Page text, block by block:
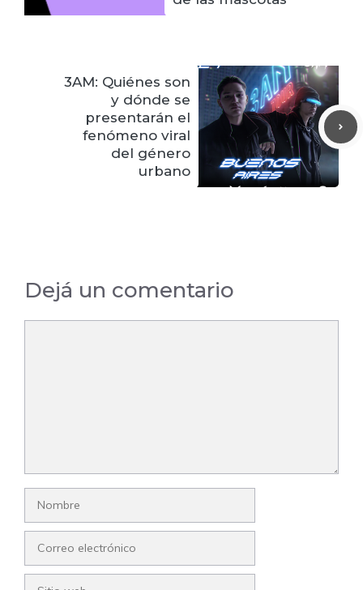
3AM: Quiénes son
y dónde se
presentarán el
fenómeno viral
del género
urbano
Dejá un comentario